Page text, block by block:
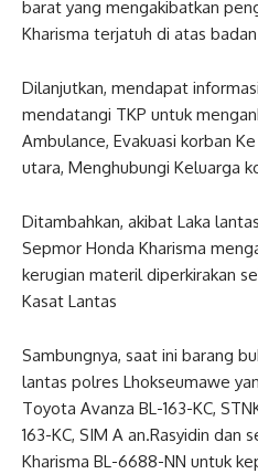
barat yang mengakibatkan
Kharisma terjatuh di atas
Dilanjutkan, mendapat
mendatangi TKP untuk
Ambulance, Evakuasi korban
utara, Menghubungi Keluarga
Ditambahkan, akibat Laka
Sepmor Honda Kharisma
kerugian materil diperkirakan
Kasat Lantas
Sambungnya, saat ini barang
lantas polres Lhokseumawe
Toyota Avanza BL-163-KC,
163-KC, SIM A an.Rasyidin dan
Kharisma BL-6688-NN untuk